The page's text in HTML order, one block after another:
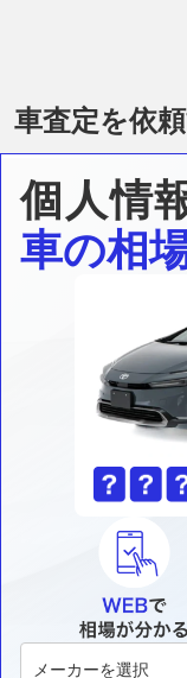
車査定を依
個人情
車の相